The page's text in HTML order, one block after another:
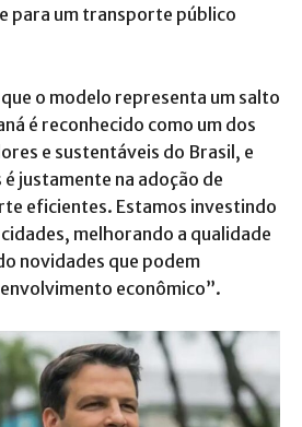
para um transporte público
o modelo representa um salto
é reconhecido como um dos
e sustentáveis do Brasil, e
justamente na adoção de
eficientes. Estamos investindo
melhorando a qualidade
novidades que podem
econômico”.